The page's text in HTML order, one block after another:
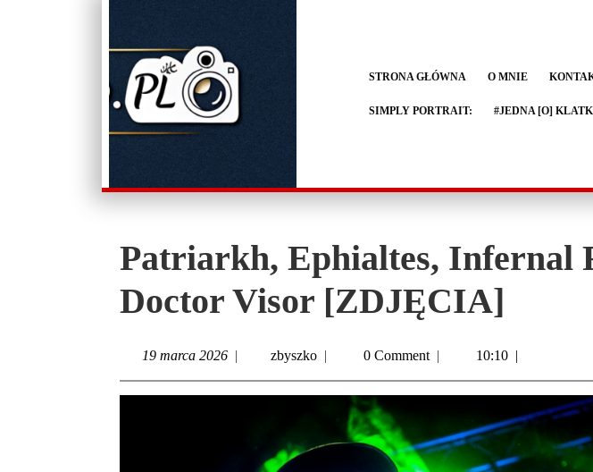
STRONA GŁÓWNA O MNIE
SIMPLY PORTRAIT: #JEDNA [O]
Patriarkh, Ephialtes, Infernal
Doctor Visor [ZDJĘCIA]
19 marca 2026 | zbyszko | 0 Comment | 10:10 |